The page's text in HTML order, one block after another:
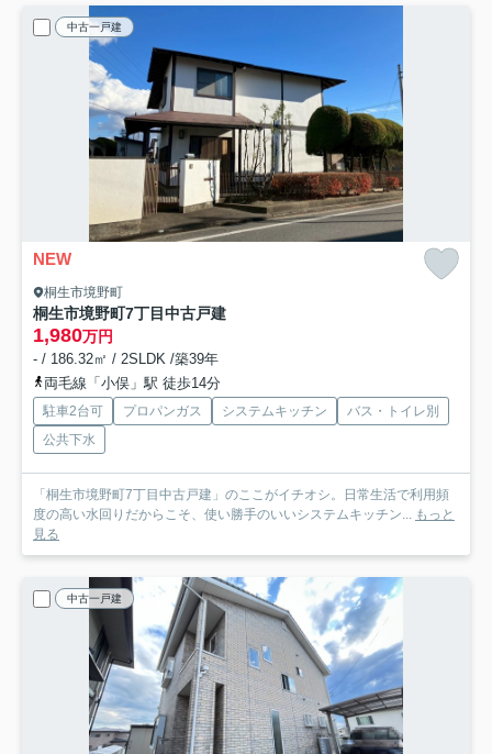
中古一戸建
NEW
桐生市境野町
桐生市境野町7丁目中古戸建
1,980万円
- / 186.32㎡ / 2SLDK /築39年
両毛線「小俣」駅 徒歩14分
駐車2台可 プロパンガス システムキッチン
バス・トイレ別
公共下水
「桐生市境野町7丁目中古戸建」のここがイチオシ。日常生活で利用頻
度の高い水回りだからこそ、使い勝手のいいシステムキッチン... もっと
見る
中古一戸建